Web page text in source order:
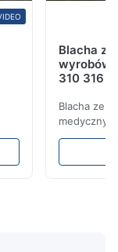
Blacha
wyrobów
310 316
Blacha ze
blachy Ss
stali